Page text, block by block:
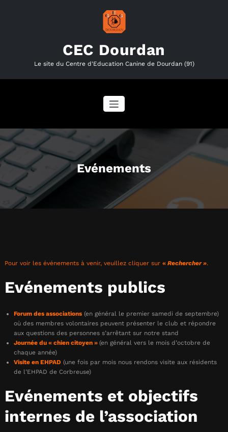
CEC Dourdan
Le site du Centre d'Education Canine de Dourdan (91)
Evénements
Pour voir les événements à venir, veuillez cliquer sur « Rechercher ».
Evénements publics
Forum des associations (en général le premier samedi de septembre)
où des membres volontaires peuvent présenter le club et répondre
aux questions des personnes s’arrêtant sur notre stand
Journée du « chien citoyen » (en général vers le mois d’octobre de
chaque année)
Visite en EHPAD (une fois par mois nous rendons visite aux résidents
de l’EHPAD de Corbreuse)
Evénements et objectifs
internes de l’association